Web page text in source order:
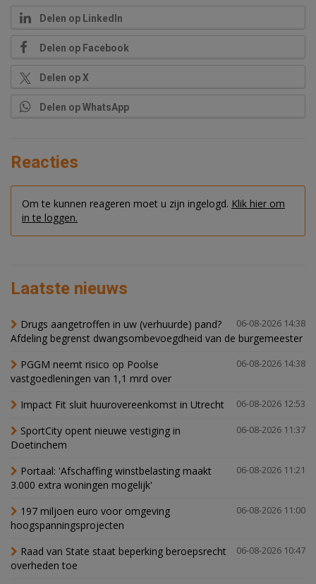
Delen op LinkedIn
Delen op Facebook
Delen op X
Delen op WhatsApp
Reacties
Om te kunnen reageren moet u zijn ingelogd. Klik hier om
in te loggen.
Laatste nieuws
06-08-2026 14:38
Drugs aangetroffen in uw (verhuurde) pand?
Afdeling begrenst dwangsombevoegdheid van de burgemeester
06-08-2026 14:38
PGGM neemt risico op Poolse
vastgoedleningen van 1,1 mrd over
06-08-2026 12:53
Impact Fit sluit huurovereenkomst in Utrecht
06-08-2026 11:37
SportCity opent nieuwe vestiging in
Doetinchem
06-08-2026 11:21
Portaal: 'Afschaffing winstbelasting maakt
3.000 extra woningen mogelijk'
06-08-2026 11:00
197 miljoen euro voor omgeving
hoogspanningsprojecten
06-08-2026 10:47
Raad van State staat beperking beroepsrecht
overheden toe